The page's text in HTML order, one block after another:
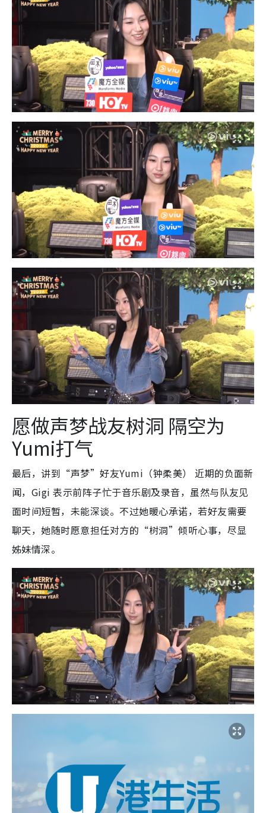
愿做声梦战友树洞 隔空为
Yumi打气
最后，讲到“声梦”好友Yumi（钟柔美） 近期的负面新
闻，Gigi 表示前阵子忙于音乐剧及录音，虽然与队友见
面时间短暂，未能深谈。不过她暖心承诺，若好友需要
聊天，她随时愿意担任对方的“树洞”倾听心事，尽显
姊妹情深。